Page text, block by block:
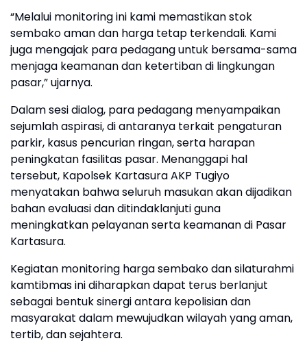
“Melalui monitoring ini kami memastikan stok
sembako aman dan harga tetap terkendali. Kami
juga mengajak para pedagang untuk bersama-sama
menjaga keamanan dan ketertiban di lingkungan
pasar,” ujarnya.
Dalam sesi dialog, para pedagang menyampaikan
sejumlah aspirasi, di antaranya terkait pengaturan
parkir, kasus pencurian ringan, serta harapan
peningkatan fasilitas pasar. Menanggapi hal
tersebut, Kapolsek Kartasura AKP Tugiyo
menyatakan bahwa seluruh masukan akan dijadikan
bahan evaluasi dan ditindaklanjuti guna
meningkatkan pelayanan serta keamanan di Pasar
Kartasura.
Kegiatan monitoring harga sembako dan silaturahmi
kamtibmas ini diharapkan dapat terus berlanjut
sebagai bentuk sinergi antara kepolisian dan
masyarakat dalam mewujudkan wilayah yang aman,
tertib, dan sejahtera.